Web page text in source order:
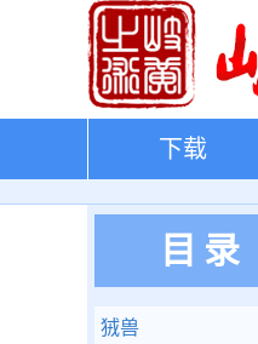
下载
目录
狨兽